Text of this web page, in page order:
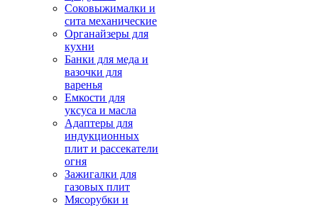
Соковыжималки и
сита механические
Органайзеры для
кухни
Банки для меда и
вазочки для
варенья
Емкости для
уксуса и масла
Адаптеры для
индукционных
плит и рассекатели
огня
Зажигалки для
газовых плит
Мясорубки и